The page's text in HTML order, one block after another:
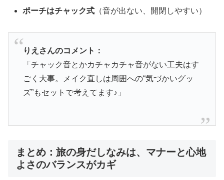
ポーチはチャック式 （音が出ない、開閉しやすい）
りえさんのコメント：
「チャック音とかカチャカチャ音がない工夫はす
ごく大事。メイク直しは周囲への“気づかいグッ
ズ”もセットで考えてます♪」
まとめ：旅の身だしなみは、マナーと心地
よさのバランスがカギ